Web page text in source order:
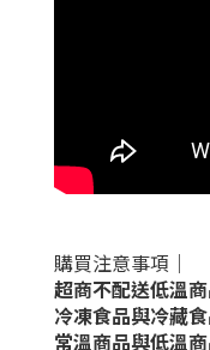
購買注意事項｜
超商不配送低溫
冷凍食品與冷藏
常溫商品與低溫